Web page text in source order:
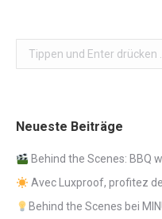
Search:
Neueste Beiträge
Behind the Scenes: BBQ
Avec Luxproof, profitez
Behind the Scenes bei